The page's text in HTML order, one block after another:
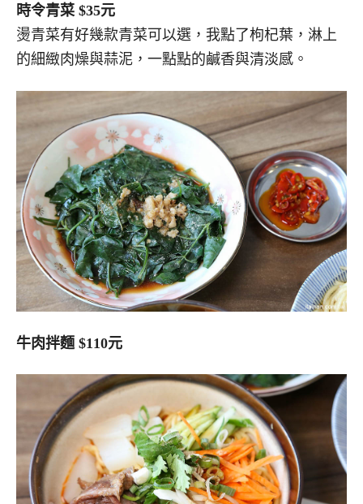
時令青菜 $35元
燙青菜有好幾款青菜可以選，我點了枸杞葉，淋上
的細緻肉燥與蒜泥，一點點的鹹香與清淡感。
牛肉拌麵 $110元